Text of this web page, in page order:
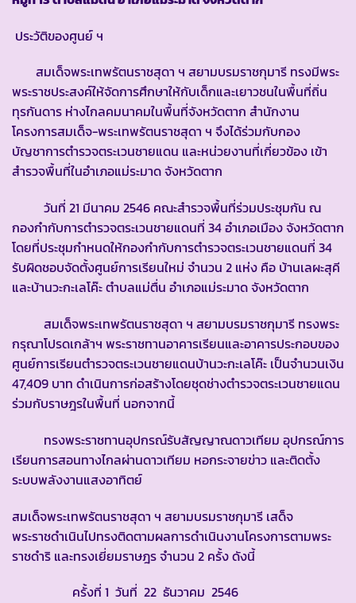
ประวัติของศูนย์ ฯ
สมเด็จพระเทพรัตนราชสุดา ฯ สยามบรมราชกุมารี ทรงมีพระ
พระราชประสงค์ให้จัดการศึกษาให้กับเด็กและเยาวชนในพื้นที่ถิ่น
ทุรกันดาร ห่างไกลคมนาคมในพื้นที่จังหวัดตาก สำนักงาน
โครงการสมเด็จ-พระเทพรัตนราชสุดา ฯ จึงได้ร่วมกับกอง
บัญชาการตำรวจตระเวนชายแดน และหน่วยงานที่เกี่ยวข้อง เข้า
สำรวจพื้นที่ในอำเภอแม่ระมาด จังหวัดตาก
วันที่ 21 มีนาคม 2546 คณะสำรวจพื้นที่ร่วมประชุมกัน ณ
กองกำกับการตำรวจตระเวนชายแดนที่ 34 อำเภอเมือง จังหวัดตาก
โดยที่ประชุมกำหนดให้กองกำกับการตำรวจตระเวนชายแดนที่ 34
รับผิดชอบจัดตั้งศูนย์การเรียนใหม่ จำนวน 2 แห่ง คือ บ้านเลผะสุคี
และบ้านวะกะเลโค๊ะ ตำบลแม่ตื่น อำเภอแม่ระมาด จังหวัดตาก
สมเด็จพระเทพรัตนราชสุดา ฯ สยามบรมราชกุมารี ทรงพระ
กรุณาโปรดเกล้าฯ พระราชทานอาคารเรียนและอาคารประกอบของ
ศูนย์การเรียนตำรวจตระเวนชายแดนบ้านวะกะเลโค๊ะ เป็นจำนวนเงิน
47,409 บาท ดำเนินการก่อสร้างโดยชุดช่างตำรวจตระเวนชายแดน
ร่วมกับราษฎรในพื้นที่ นอกจากนี้
ทรงพระราชทานอุปกรณ์รับสัญญาณดาวเทียม อุปกรณ์การ
เรียนการสอนทางไกลผ่านดาวเทียม หอกระจายข่าว และติดตั้ง
ระบบพลังงานแสงอาทิตย์
สมเด็จพระเทพรัตนราชสุดา ฯ สยามบรมราชกุมารี เสด็จ
พระราชดำเนินไปทรงติดตามผลการดำเนินงานโครงการตามพระ
ราชดำริ และทรงเยี่ยมราษฎร จำนวน 2 ครั้ง ดังนี้
ครั้งที่ 1 วันที่ 22 ธันวาคม 2546